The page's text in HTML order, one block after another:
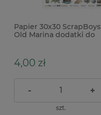
Papier 30x30 ScrapBoys
Old Marina dodatki do
4,00 zł
- +
szt.